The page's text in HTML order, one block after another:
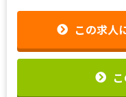
この求人